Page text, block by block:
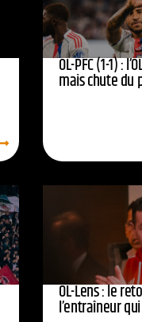
OL-PFC (1-1) :
mais chute du
OL-Lens : le
l’entraîneur